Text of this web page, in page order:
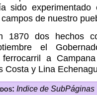
sido
de nuestro
1870 dos hechos
el
ferrocarril a
Costa y Lina
Indice de SubPáginas